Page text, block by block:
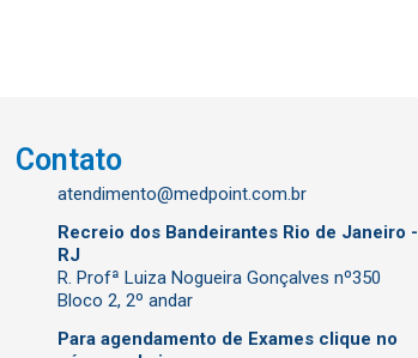
Contato
atendimento@medpoint.com.br
Recreio dos Bandeirantes Rio de Janeiro -
RJ
R. Profª Luiza Nogueira Gonçalves nº350
Bloco 2, 2º andar
Para agendamento de Exames clique no